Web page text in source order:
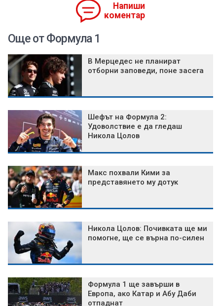
Напиши
коментар
Още от Формула 1
В Мерцедес не планират
отборни заповеди, поне засега
Шефът на Формула 2:
Удоволствие е да гледаш
Никола Цолов
Макс похвали Кими за
представянето му дотук
Никола Цолов: Почивката ще ми
помогне, ще се върна по-силен
Формула 1 ще завърши в
Европа, ако Катар и Абу Даби
отпаднат